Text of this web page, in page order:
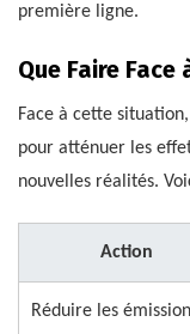
première ligne.
Que Faire Face
Face à cette
pour atténuer les
nouvelles réalités.
Action
Réduire les